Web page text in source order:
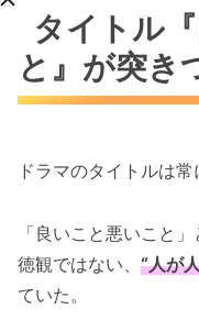
タイトル
と』が突き
ドラマのタイトルは常
「良いこと悪いこと
徳観ではない、 “人が
ていた。